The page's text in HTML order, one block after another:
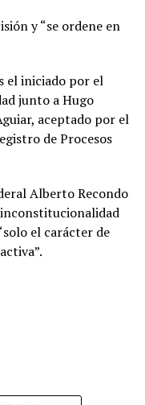
y “se ordene en
el iniciado por el
junto a Hugo
aceptado por el
de Procesos
Alberto Recondo
el carácter de